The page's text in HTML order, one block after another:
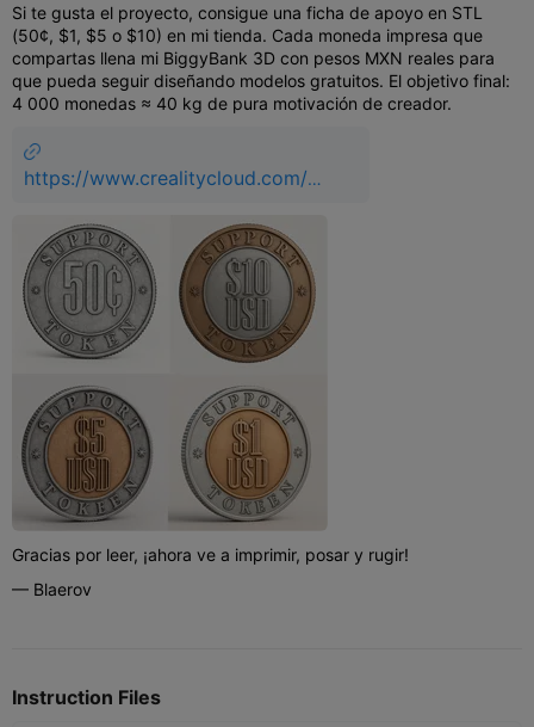
Si te gusta el proyecto, consigue una ficha de apoyo en STL
(50¢, $1, $5 o $10) en mi tienda. Cada moneda impresa que
compartas llena mi BiggyBank 3D con pesos MXN reales para
que pueda seguir diseñando modelos gratuitos. El objetivo final:
4 000 monedas ≈ 40 kg de pura motivación de creador.
https://www.crealitycloud.com/m
detail/68611af77e1047767cf704e7
Gracias por leer, ¡ahora ve a imprimir, posar y rugir!
— Blaerov
Instruction Files